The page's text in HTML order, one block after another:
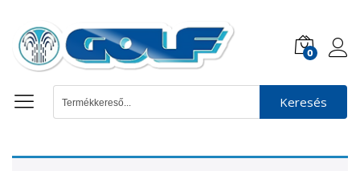
0
Keresés